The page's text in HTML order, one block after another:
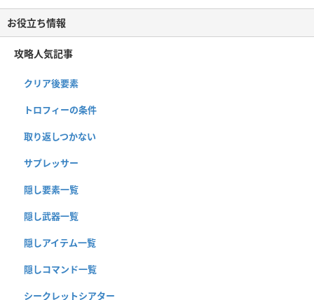
お役立ち情報
攻略人気記事
クリア後要素
トロフィーの条件
取り返しつかない
サプレッサー
隠し要素一覧
隠し武器一覧
隠しアイテム一覧
隠しコマンド一覧
シークレットシアター